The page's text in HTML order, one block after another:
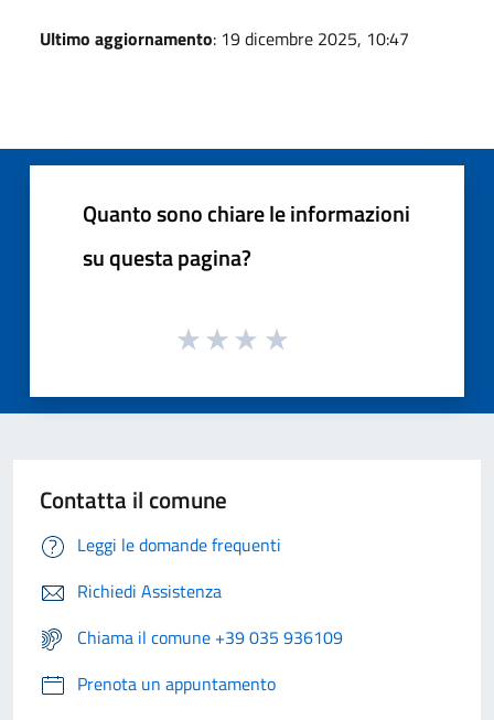
Ultimo aggiornamento: 19 dicembre 2025, 10:47
Quanto sono chiare le informazioni
su questa pagina?
Contatta il comune
Leggi le domande frequenti
Richiedi Assistenza
Chiama il comune +39 035 936109
Prenota un appuntamento